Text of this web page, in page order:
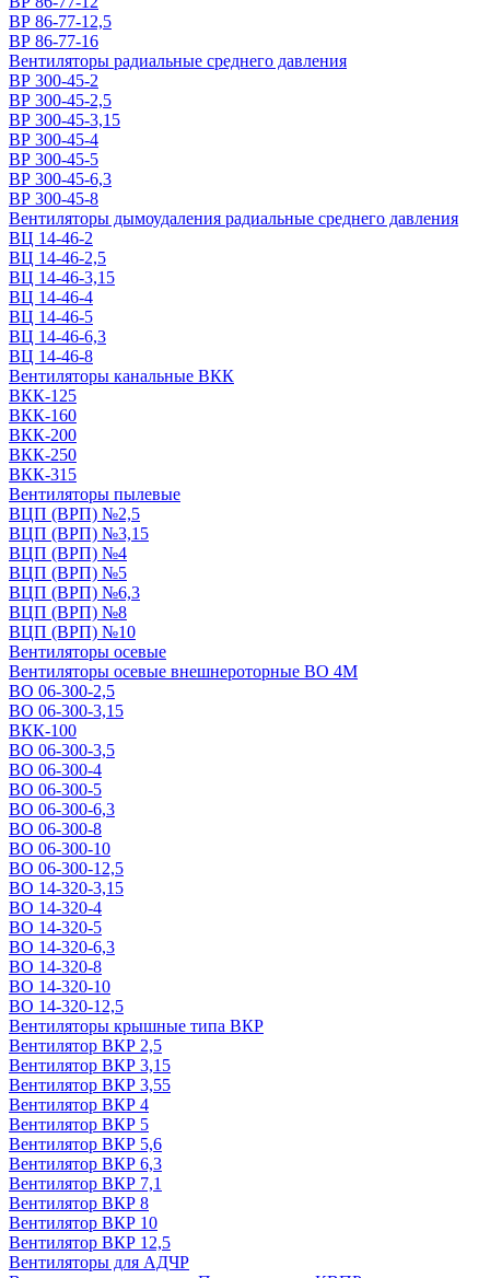
ВР 86-77-12,5
ВР 86-77-16
Вентиляторы радиальные среднего давления
ВР 300-45-2
ВР 300-45-2,5
ВР 300-45-3,15
ВР 300-45-4
ВР 300-45-5
ВР 300-45-6,3
ВР 300-45-8
Вентиляторы дымоудаления радиальные среднего давления
ВЦ 14-46-2
ВЦ 14-46-2,5
ВЦ 14-46-3,15
ВЦ 14-46-4
ВЦ 14-46-5
ВЦ 14-46-6,3
ВЦ 14-46-8
Вентиляторы канальные ВКК
ВКК-125
ВКК-160
ВКК-200
ВКК-250
ВКК-315
Вентиляторы пылевые
ВЦП (ВРП) №2,5
ВЦП (ВРП) №3,15
ВЦП (ВРП) №4
ВЦП (ВРП) №5
ВЦП (ВРП) №6,3
ВЦП (ВРП) №8
ВЦП (ВРП) №10
Вентиляторы осевые
Вентиляторы осевые внешнероторные ВО 4М
ВО 06-300-2,5
ВО 06-300-3,15
ВКК-100
ВО 06-300-3,5
ВО 06-300-4
ВО 06-300-5
ВО 06-300-6,3
ВО 06-300-8
ВО 06-300-10
ВО 06-300-12,5
ВО 14-320-3,15
ВО 14-320-4
ВО 14-320-5
ВО 14-320-6,3
ВО 14-320-8
ВО 14-320-10
ВО 14-320-12,5
Вентиляторы крышные типа ВКР
Вентилятор ВКР 2,5
Вентилятор ВКР 3,15
Вентилятор ВКР 3,55
Вентилятор ВКР 4
Вентилятор ВКР 5
Вентилятор ВКР 5,6
Вентилятор ВКР 6,3
Вентилятор ВКР 7,1
Вентилятор ВКР 8
Вентилятор ВКР 10
Вентилятор ВКР 12,5
Вентиляторы для АДЧР